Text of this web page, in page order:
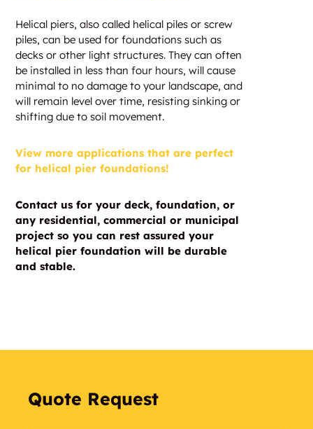
Helical piers, also called helical piles or screw
piles, can be used for foundations such as
decks or other light structures. They can often
be installed in less than four hours, will cause
minimal to no damage to your landscape, and
will remain level over time, resisting sinking or
shifting due to soil movement.
View more applications that are perfect
for helical pier foundations!
Contact us for your deck, foundation, or
any residential, commercial or municipal
project so you can rest assured your
helical pier foundation will be durable
and stable.
Quote Request